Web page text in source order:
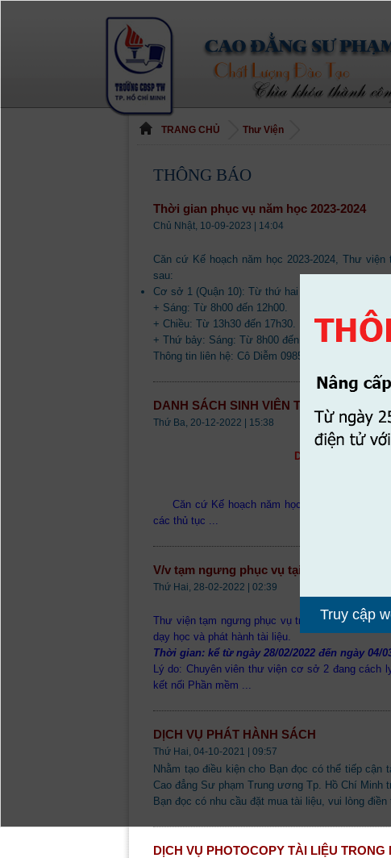
TRANG CHỦ Thư Viện
THÔNG BÁO
Thời gian phục vụ năm học 2023-2024
Chủ Nhật, 10-09-2023 | 14:04
Căn cứ Kế hoạch năm học 2023-2024, Thư
sau:
Cơ sở 1 (Quận 10): Từ thứ hai đến thứ sáu hàng
+ Sáng: Từ 8h00 đến 12h00.
+ Chiều: Từ 13h30 đến 17h30.
+ Thứ bảy: Sáng: Từ 8h00 đến 12h00, Chiều: Từ
Thông tin liên hệ: Cô Diễm 0985557386.
DANH SÁCH SINH VIÊN TỐT NGHIỆP
Thứ Ba, 20-12-2022 | 15:38
DANH SÁCH SINH
Căn cứ Kế hoạch năm học, Trường Cao
các thủ tục ...
V/v tạm ngưng phục vụ tại Thư viện cơ sở
Thứ Hai, 28-02-2022 | 02:39
Thư viện tạm ngưng phục vụ trực tiếp tại Thư
dạy học và phát hành tài liệu.
Thời gian: kể từ ngày 28/02/2022 đến ngày 04/
Lý do: Chuyên viên thư viện cơ sở 2 đang cách
kết nối Phần mềm ...
DỊCH VỤ PHÁT HÀNH SÁCH
Thứ Hai, 04-10-2021 | 09:57
Nhằm tạo điều kiện cho Bạn đọc có thể tiếp
Cao đẳng Sư phạm Trung ương Tp. Hồ Chí
Bạn đọc có nhu cầu đặt mua tài liệu, vui lòng
DỊCH VỤ PHOTOCOPY TÀI LIỆU TRONG
Truy cập